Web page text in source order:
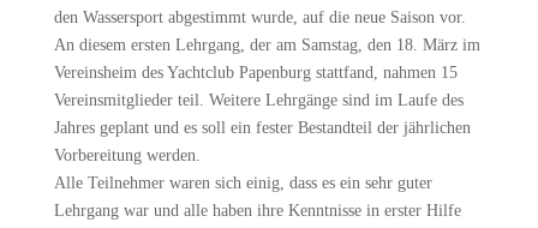
den Wassersport abgestimmt wurde, auf die neue Saison vor.
An diesem ersten Lehrgang, der am Samstag, den 18. März im
Vereinsheim des Yachtclub Papenburg stattfand, nahmen 15
Vereinsmitglieder teil. Weitere Lehrgänge sind im Laufe des
Jahres geplant und es soll ein fester Bestandteil der jährlichen
Vorbereitung werden.
Alle Teilnehmer waren sich einig, dass es ein sehr guter
Lehrgang war und alle haben ihre Kenntnisse in erster Hilfe